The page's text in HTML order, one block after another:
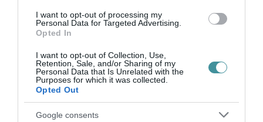
I want to opt-out of processing my
Personal Data for Targeted Advertising.
Opted In
I want to opt-out of Collection, Use,
Retention, Sale, and/or Sharing of my
Personal Data that Is Unrelated with the
Purposes for which it was collected.
Opted Out
Google consents
2026. augusztus 09